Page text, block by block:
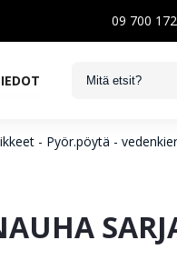
09 700
- Pyör.pöytä -